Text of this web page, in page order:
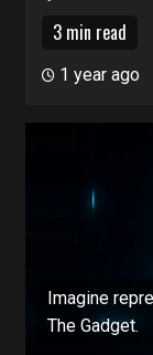
3 min read
1 year ago
Imagine
The Gadget.